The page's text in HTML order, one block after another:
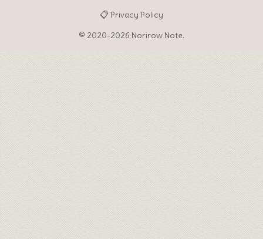
📋 Privacy Policy
© 2020-2026 Norirow Note.